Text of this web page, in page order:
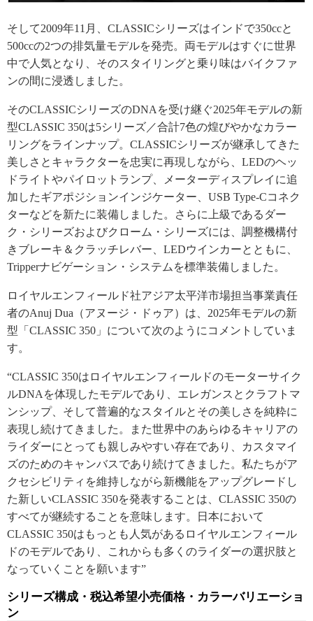
そして2009年11月、CLASSICシリーズはインドで350ccと
500ccの2つの排気量モデルを発売。両モデルはすぐに世界
中で人気となり、そのスタイリングと乗り味はバイクファ
ンの間に浸透しました。
そのCLASSICシリーズのDNAを受け継ぐ2025年モデルの新
型CLASSIC 350は5シリーズ／合計7色の煌びやかなカラー
リングをラインナップ。CLASSICシリーズが継承してきた
美しさとキャラクターを忠実に再現しながら、LEDのヘッ
ドライトやパイロットランプ、メーターディスプレイに追
加したギアポジションインジケーター、USB Type-Cコネク
ターなどを新たに装備しました。さらに上級であるダー
ク・シリーズおよびクローム・シリーズには、調整機構付
きブレーキ＆クラッチレバー、LEDウインカーとともに、
Tripperナビゲーション・システムを標準装備しました。
ロイヤルエンフィールド社アジア太平洋市場担当事業責任
者のAnuj Dua（アヌージ・ドゥア）は、2025年モデルの新
型「CLASSIC 350」について次のようにコメントしていま
す。
“CLASSIC 350はロイヤルエンフィールドのモーターサイク
ルDNAを体現したモデルであり、エレガンスとクラフトマ
ンシップ、そして普遍的なスタイルとその美しさを純粋に
表現し続けてきました。また世界中のあらゆるキャリアの
ライダーにとっても親しみやすい存在であり、カスタマイ
ズのためのキャンバスであり続けてきました。私たちがア
クセシビリティを維持しながら新機能をアップグレードし
た新しいCLASSIC 350を発表することは、CLASSIC 350の
すべてが継続することを意味します。日本において
CLASSIC 350はもっとも人気があるロイヤルエンフィール
ドのモデルであり、これからも多くのライダーの選択肢と
なっていくことを願います”
シリーズ構成・税込希望小売価格・カラーバリエーショ
ン